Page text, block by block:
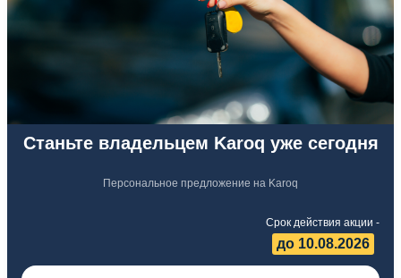
Станьте владельцем Karoq уже сегодня
Персональное предложение на Karoq
Срок действия акции -
до 10.08.2026